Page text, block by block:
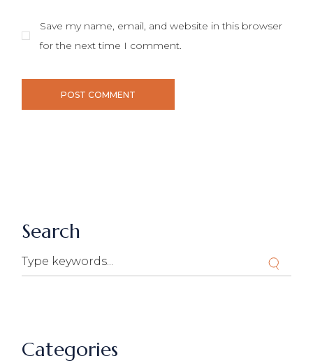
Save my name, email, and website in this browser
for the next time I comment.
POST COMMENT
Search
Categories